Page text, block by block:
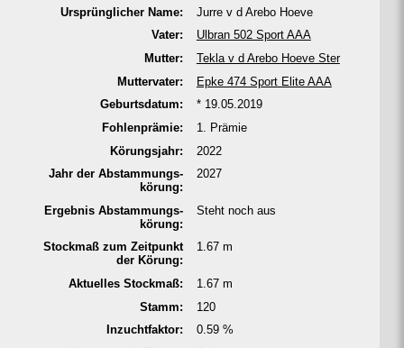
Ur­sprüng­licher Name:
Jurre v d Arebo Hoeve
Vater:
Ulbran 502 Sport AAA
Mutter:
Tekla v d Arebo Hoeve Ster
Mutter­vater:
Epke 474 Sport Elite AAA
Geburts­datum:
* 19.05.2019
Fohlen­prämie:
1. Prämie
Körungs­jahr:
2022
Jahr der Abstam­mungs­
körung:
2027
Ergeb­nis Abstam­mungs­
körung:
Steht noch aus
Stockmaß zum Zeitpunkt
der Körung:
1.67 m
Aktu­elles Stock­maß:
1.67 m
Stamm:
120
In­zucht­faktor:
0.59 %